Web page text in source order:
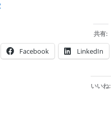
共有:
Facebook LinkedIn
いいね: